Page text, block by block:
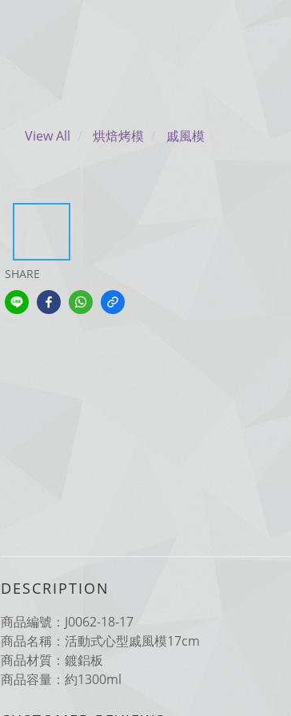
View All 烘焙烤模 戚風模
SHARE
DESCRIPTION
商品編號：J0062-18-17
商品名稱：活動式心型戚風模17cm
商品材質：鍍鋁板
商品容量：約1300ml